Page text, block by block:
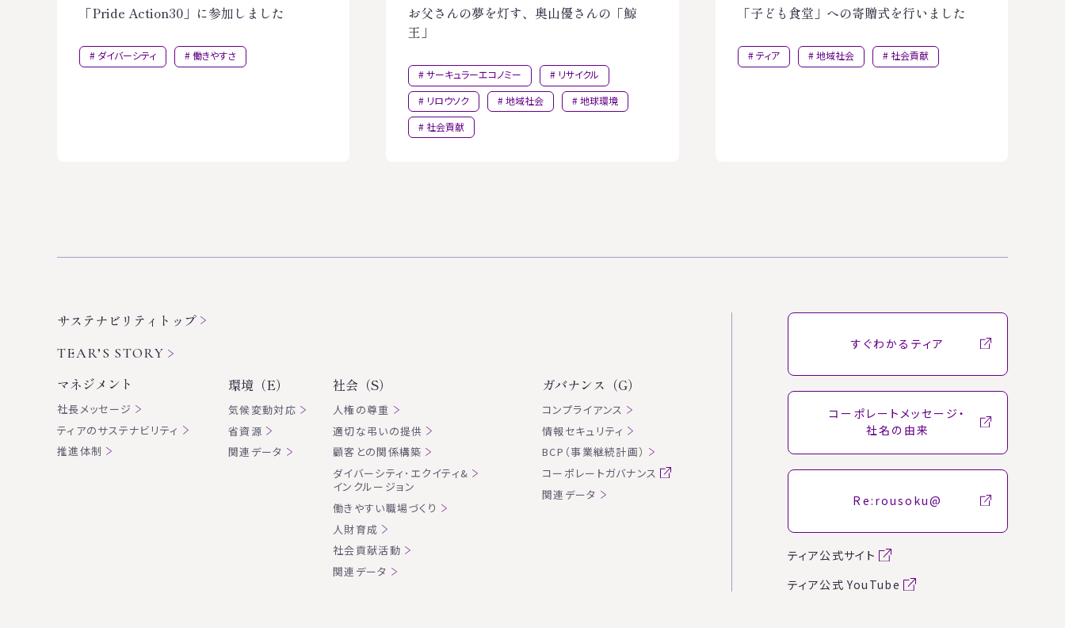
「Pride Action30」に参加しました
ダイバーシティ 働きやすさ
お父さんの夢を灯す、奥山優さんの「鯨
王」
サーキュラーエコノミー
リサイクル
リロウソク
地域社会
地球環境
社会貢献
「子ども食堂」への寄贈式を行いました
ティア 地域社会 社会貢献
サステナビリティトップ
TEAR’S STORY
マネジメント
社長メッセージ
ティアのサステナビリティ
推進体制
環境（E）
気候変動対応
省資源
関連データ
社会（S）
人権の尊重
適切な弔いの提供
顧客との関係構築
ダイバーシティ･エクイティ&
インクルージョン
働きやすい職場づくり
人財育成
社会貢献活動
関連データ
ガバナンス（G）
コンプライアンス
情報セキュリティ
BCP（事業継続計画）
コーポレートガバナンス
関連データ
すぐわかるティア
コーポレートメッセージ・
社名の由来
Re:rousoku@
ティア公式サイト
ティア公式 YouTube